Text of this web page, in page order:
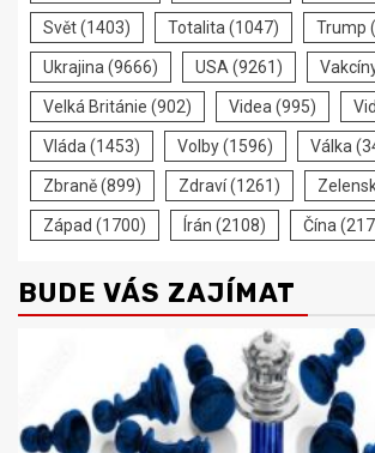
Svět(1403) Totalita (1047) Trump
Ukrajina (9666) USA (9261)
Velká Británie (902) Videa (995)
Vláda (1453) Volby(1596) Válka
Zbraně(899) Zdraví(1261)
Západ (1700) Írán (2108) Čína
BUDE VÁS ZAJÍMAT